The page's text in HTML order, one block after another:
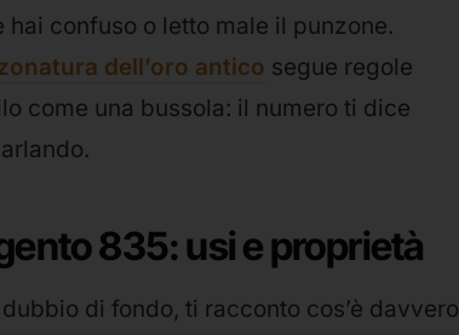
confuso o letto male il punzone.
dell’oro antico segue regole
come una bussola: il numero ti dice
835: usi e proprietà
di fondo, ti racconto cos’è davvero